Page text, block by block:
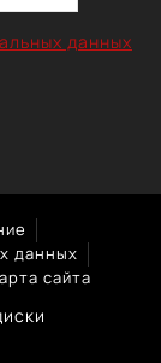
данных
данных
сайта